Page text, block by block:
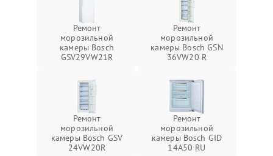
Ремонт
морозильной
камеры Bosch
GSV29VW21R
Ремонт
морозильной
камеры Bosch GSN
36VW20 R
Ремонт
морозильной
камеры Bosch GSV
24VW20R
Ремонт
морозильной
камеры Bosch GID
14A50 RU